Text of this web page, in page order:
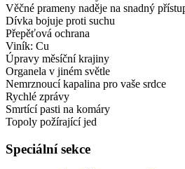
Věčné prameny naděje na snadný
Dívka bojuje proti suchu
Přepěťová ochrana
Viník: Cu
Úpravy měsíční krajiny
Organela v jiném světle
Nemrznoucí kapalina pro vaše srdce
Rychlé zprávy
Smrtící pasti na komáry
Topoly požírající jed
Speciální sekce